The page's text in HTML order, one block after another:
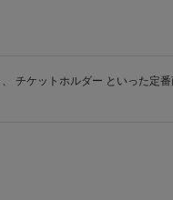
、 チケットホルダー といった定